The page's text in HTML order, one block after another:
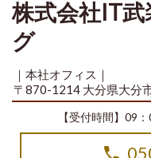
株式会社IT
グ
｜本社オフィス｜
〒870-1214 大分県大分
【受付時間】09